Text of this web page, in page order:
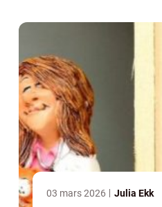
03 mars 2026 Julia Ekk